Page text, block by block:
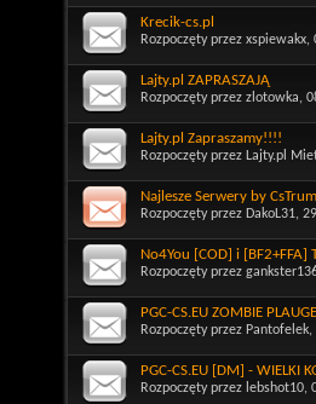
Krecik-cs.pl
Rozpoczęty przez xspiewakx,
Lajty.pl ZAPRASZAJĄ
Rozpoczęty przez zlotowka,
Lajty.pl Zapraszamy!!!!
Rozpoczęty przez Lajty.pl
Najlesze Serwery by
Rozpoczęty przez DakoL31,
No4You [COD] i
Rozpoczęty przez
PGC-CS.EU ZOMBIE
Rozpoczęty przez Pantofelek,
PGC-CS.EU [DM] - WIELKI
Rozpoczęty przez lebshot10,